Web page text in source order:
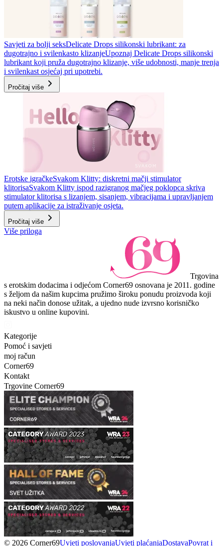
Savjeti za bolji seksDelicate Drops silikonski lubrikant: za
dugotrajno i svilenkasto klizanjeUpoznaj Delicate Drops silikonski
lubrikant koji pruža dugotrajno klizanje, više udobnosti, manje trenja
i svilenkast osjećaj pri upotrebi.
Pročitaj više
Erotske igračkeSvakom Klitty: diskretni mačji stimulator
klitorisaSvakom Klitty ispod razigranog mačjeg poklopca skriva
stimulator klitorisa s lizanjem, sisanjem, vibracijama i upravljanjem
putem aplikacije za istraživanje osjeta.
Pročitaj više
Više priloga
Trgovina
s erotskim dodacima i odjećom Corner69 osnovana je 2011. godine
s željom da našim kupcima pružimo široku ponudu proizvoda koji
na neki način donose užitak, a ujedno nude izvrsno korisničko
iskustvo u online kupovini.
Kategorije
Pomoć i savjeti
moj račun
Corner69
Kontakt
Trgovine Corner69
© 2026 Corner69Uvjeti poslovanjaUvjeti plaćanjaDostavaPovrat i